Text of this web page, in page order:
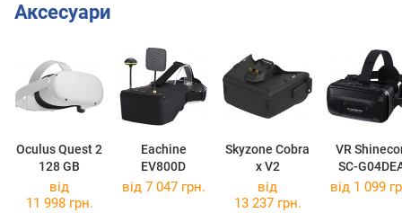
Аксесуари
Oculus Quest 2
128 GB
Eachine
EV800D
Skyzone Cobra
x V2
VR
SC-
від
11 998 грн.
від 7 047 грн.
від
13 237 грн.
від 1 099